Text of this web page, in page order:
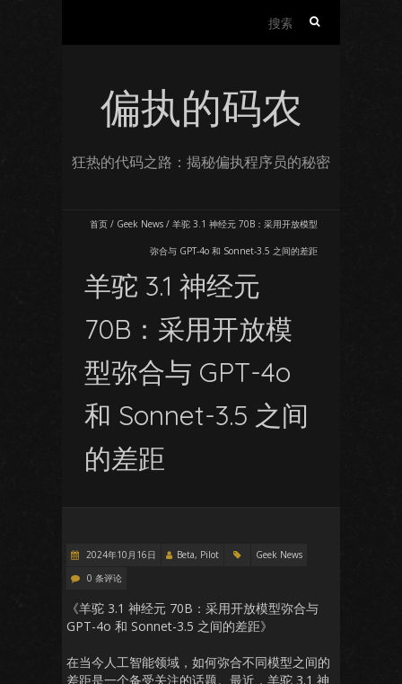
偏执的码农
狂热的代码之路：揭秘偏执程序员的秘密
首页 / Geek News / 羊驼 3.1 神经元 70B：采用开放模型
弥合与 GPT-4o 和 Sonnet-3.5 之间的差距
羊驼 3.1 神经元
70B：采用开放模
型弥合与 GPT-4o
和 Sonnet-3.5 之间
的差距
2024年10月16日 Beta, Pilot
Geek News
0 条评论
《羊驼 3.1 神经元 70B：采用开放模型弥合与
GPT-4o 和 Sonnet-3.5 之间的差距》
在当今人工智能领域，如何弥合不同模型之间的
差距是一个备受关注的话题。最近，羊驼 3.1 神